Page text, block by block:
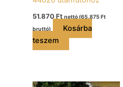
51.870Ft nettó (65.875Ft
bruttó)
Kosárba
teszem